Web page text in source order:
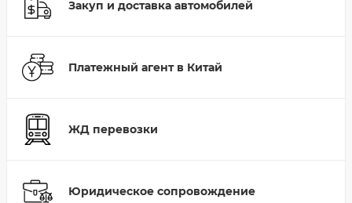
Закуп и доставка автомобилей
Платежный агент в Китай
ЖД перевозки
Юридическое сопровождение